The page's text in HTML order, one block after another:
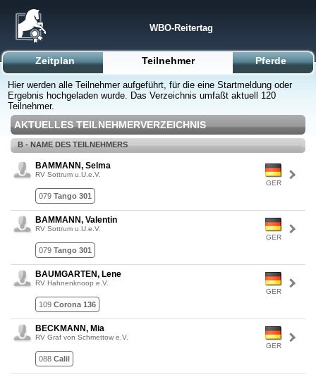
WBO-Reitertag
Zeitplan Teilnehmer Pferde
Hier werden alle Teilnehmer aufgeführt, für die eine Startmeldung oder
Ergebnis hochgeladen wurde. Das Verzeichnis umfaßt aktuell 120
Teilnehmer.
AKTUELLES TEILNEHMERVERZEICHNIS
B - NAME DES TEILNEHMERS
GER
BAMMANN, Selma
RV Sottrum u.U.e.V.
079 Tango 301
GER
BAMMANN, Valentin
RV Sottrum u.U.e.V.
079 Tango 301
GER
BAUMGARTEN, Lene
RV Hahnenknoop e.V.
109 Corona 136
GER
BECKMANN, Mia
RV Graf von Schmettow e.V.
088 Calil